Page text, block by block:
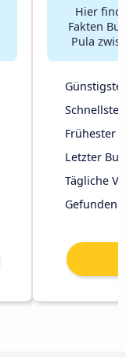
Hier
Fakten
Pula
Schnellster
Frühester
Letzter Bus
Tägliche
Gefunden